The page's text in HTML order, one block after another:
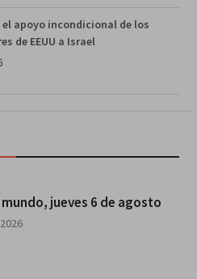
apoyo incondicional de los
de EEUU a Israel
jueves 6 de agosto